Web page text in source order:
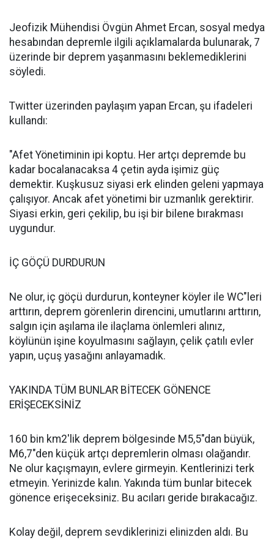
Jeofizik Mühendisi Övgün Ahmet Ercan, sosyal medya
hesabından depremle ilgili açıklamalarda bulunarak, 7
üzerinde bir deprem yaşanmasını beklemediklerini
söyledi.
Twitter üzerinden paylaşım yapan Ercan, şu ifadeleri
kullandı:
"Afet Yönetiminin ipi koptu. Her artçı depremde bu
kadar bocalanacaksa 4 çetin ayda işimiz güç
demektir. Kuşkusuz siyasi erk elinden geleni yapmaya
çalışıyor. Ancak afet yönetimi bir uzmanlık gerektirir.
Siyasi erkin, geri çekilip, bu işi bir bilene bırakması
uygundur.
İÇ GÖÇÜ DURDURUN
Ne olur, iç göçü durdurun, konteyner köyler ile WC"leri
arttırın, deprem görenlerin direncini, umutlarını arttırın,
salgın için aşılama ile ilaçlama önlemleri alınız,
köylünün işine koyulmasını sağlayın, çelik çatılı evler
yapın, uçuş yasağını anlayamadık.
YAKINDA TÜM BUNLAR BİTECEK GÖNENCE
ERİŞECEKSİNİZ
160 bin km2'lik deprem bölgesinde M5,5"dan büyük,
M6,7"den küçük artçı depremlerin olması olağandır.
Ne olur kaçışmayın, evlere girmeyin. Kentlerinizi terk
etmeyin. Yerinizde kalın. Yakında tüm bunlar bitecek
gönence erişeceksiniz. Bu acıları geride bırakacağız.
Kolay değil, deprem sevdiklerinizi elinizden aldı. Bu